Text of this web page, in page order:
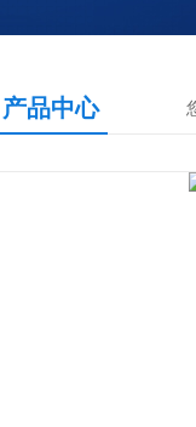
产品中心